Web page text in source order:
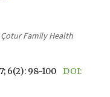
Çotur Family Health
6(2): 98-100
DOI: